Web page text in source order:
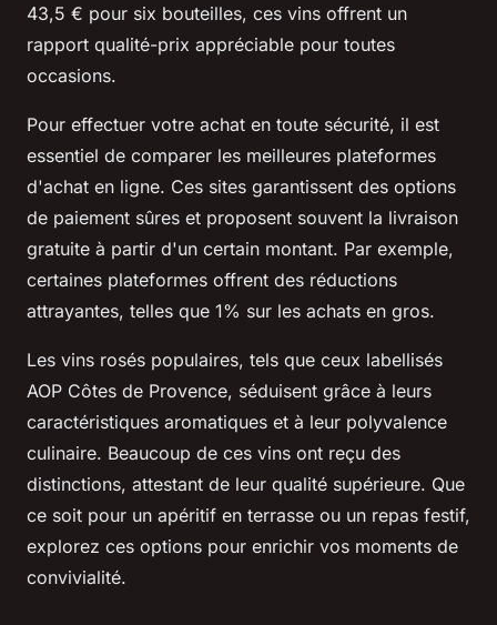
43,5 € pour six bouteilles, ces vins offrent un
rapport qualité-prix appréciable pour toutes
occasions.
Pour effectuer votre achat en toute sécurité, il est
essentiel de comparer les meilleures plateformes
d'achat en ligne. Ces sites garantissent des options
de paiement sûres et proposent souvent la livraison
gratuite à partir d'un certain montant. Par exemple,
certaines plateformes offrent des réductions
attrayantes, telles que 1% sur les achats en gros.
Les vins rosés populaires, tels que ceux labellisés
AOP Côtes de Provence, séduisent grâce à leurs
caractéristiques aromatiques et à leur polyvalence
culinaire. Beaucoup de ces vins ont reçu des
distinctions, attestant de leur qualité supérieure. Que
ce soit pour un apéritif en terrasse ou un repas festif,
explorez ces options pour enrichir vos moments de
convivialité.